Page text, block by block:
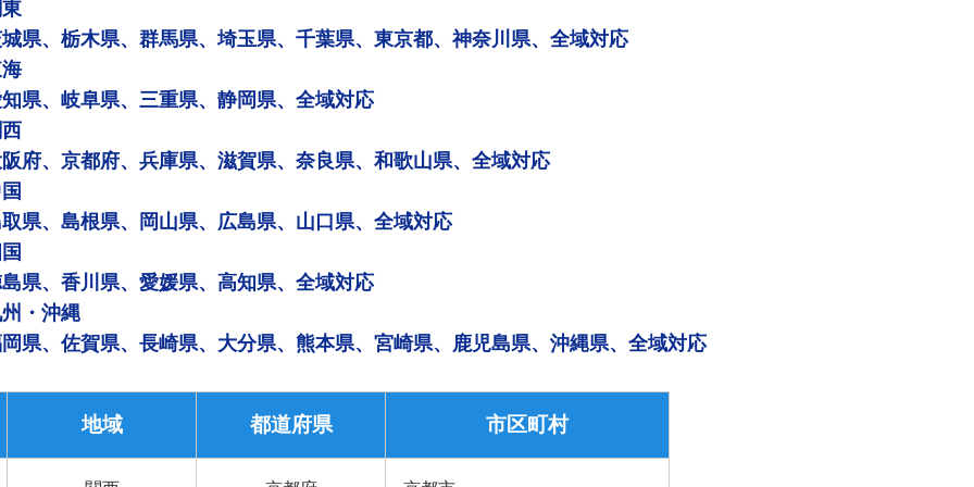
県、栃木県、群馬県、埼玉県、千葉県、東京都、神奈川県、全域対応
県、岐阜県、三重県、静岡県、全域対応
府、京都府、兵庫県、滋賀県、奈良県、和歌山県、全域対応
県、島根県、岡山県、広島県、山口県、全域対応
県、香川県、愛媛県、高知県、全域対応
・沖縄
県、佐賀県、長崎県、大分県、熊本県、宮崎県、鹿児島県、沖縄県、全域対応
地域 都道府県 市区町村